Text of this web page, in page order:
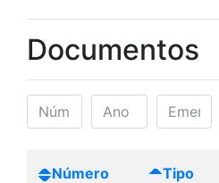
Documentos
Número Tipo